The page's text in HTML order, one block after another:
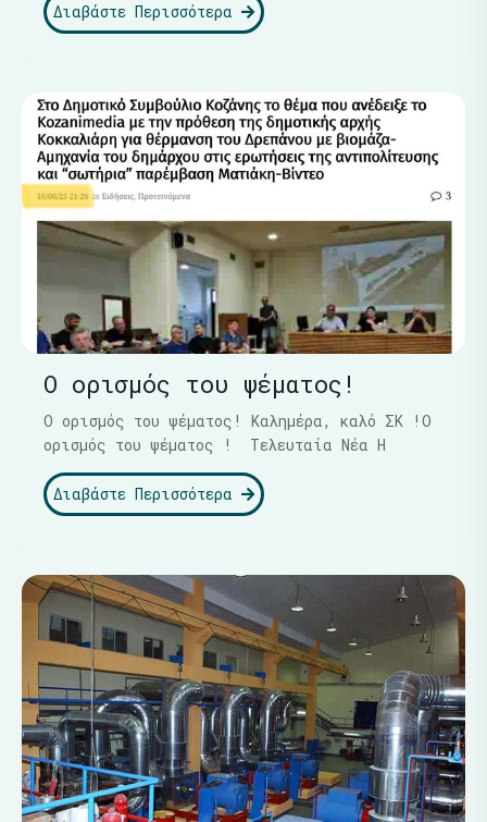
Διαβάστε Περισσότερα
Ο ορισμός του ψέματος!
Ο ορισμός του ψέματος! Καλημέρα, καλό ΣΚ !Ο
ορισμός του ψέματος ! Τελευταία Νέα Η
Διαβάστε Περισσότερα